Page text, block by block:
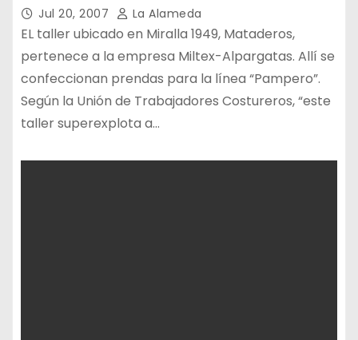
Jul 20, 2007 La Alameda
EL taller ubicado en Miralla 1949, Mataderos,
pertenece a la empresa Miltex-Alpargatas. Allí se
confeccionan prendas para la línea “Pampero”.
Según la Unión de Trabajadores Costureros, “este
taller superexplota a…